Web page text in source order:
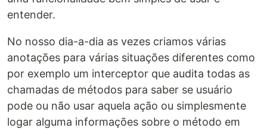
entender.
No nosso dia-a-dia as vezes criamos várias
anotações para várias situações diferentes como
por exemplo um interceptor que audita todas as
chamadas de métodos para saber se usuário
pode ou não usar aquela ação ou simplesmente
logar alguma informações sobre o método em